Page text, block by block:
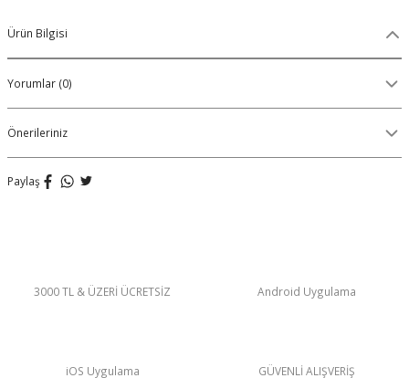
Ribana (Örme) Boxer
Seamless (Dikişsiz) Boxer
Ürün Bilgisi
Yorumlar (0)
Önerileriniz
Paylaş
3000 TL & ÜZERİ ÜCRETSİZ Android Uygulama
iOS Uygulama GÜVENLİ ALIŞVERİŞ